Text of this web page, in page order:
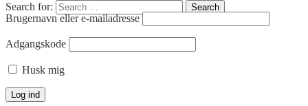
Search for: Search
Brugernavn eller e-mailadresse
Adgangskode
Husk mig